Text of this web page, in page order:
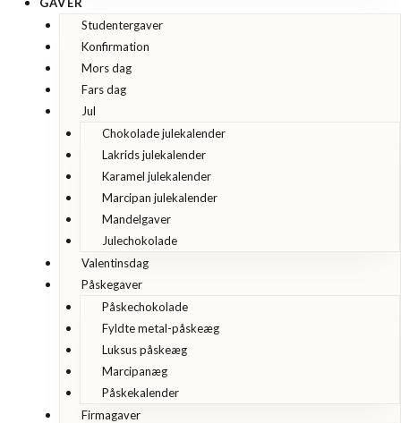
Studentergaver
Konfirmation
Mors dag
Fars dag
Jul
Chokolade julekalender
Lakrids julekalender
Karamel julekalender
Marcipan julekalender
Mandelgaver
Julechokolade
Valentinsdag
Påskegaver
Påskechokolade
Fyldte metal-påskeæg
Luksus påskeæg
Marcipanæg
Påskekalender
Firmagaver